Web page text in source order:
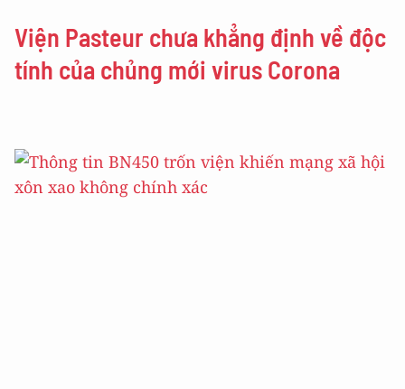
Viện Pasteur chưa khẳng định về độc
tính của chủng mới virus Corona